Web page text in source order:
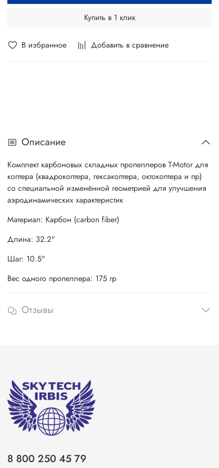
В избранное Добавить в сравнение
Купить в 1 клик
Описание
Комплект карбоновых складных пропеллеров T-Motor для
коптера (квадрокоптера, гексакоптера, октокоптера и пр)
со специальной изменённой геометрией для улучшения
аэродинамических характеристик
Материал: Карбон (carbon fiber)
Длина: 32.2"
Шаг: 10.5"
Вес одного пропеллера: 175 гр
Отзывы
8 800 250 45 79